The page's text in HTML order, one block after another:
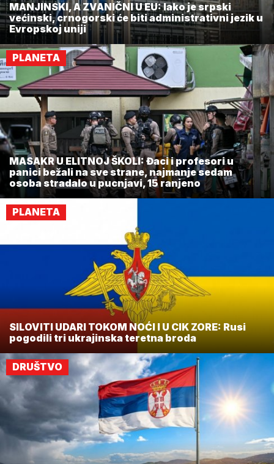
MANJINSKI, A ZVANIČNI U EU: Iako je srpski
većinski, crnogorski će biti administrativni jezik u
Evropskoj uniji
PLANETA
MASAKR U ELITNOJ ŠKOLI: Đaci i profesori u
panici bežali na sve strane, najmanje sedam
osoba stradalo u pucnjavi, 15 ranjeno
PLANETA
SILOVITI UDARI TOKOM NOĆI I U CIK ZORE: Rusi
pogodili tri ukrajinska teretna broda
DRUŠTVO